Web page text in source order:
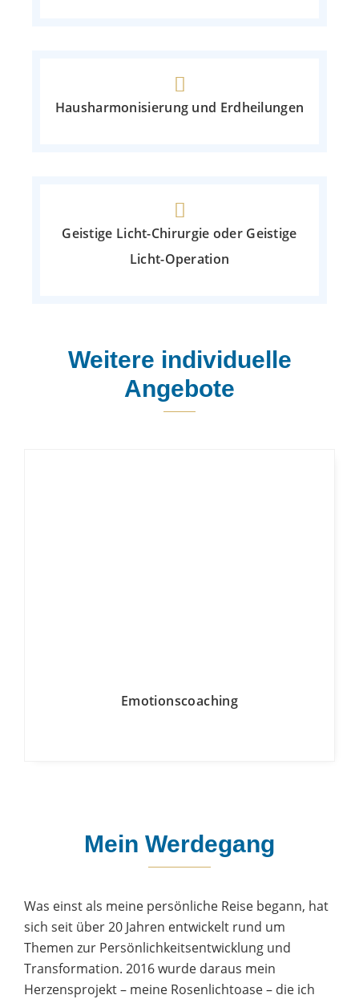
Hausharmonisierung und Erdheilungen
Geistige Licht-Chirurgie oder Geistige
Licht-Operation
Weitere individuelle
Angebote
Emotionscoaching
Mein Werdegang
Was einst als meine persönliche Reise begann, hat
sich seit über 20 Jahren entwickelt rund um
Themen zur Persönlichkeitsentwicklung und
Transformation. 2016 wurde daraus mein
Herzensprojekt – meine Rosenlichtoase – die ich